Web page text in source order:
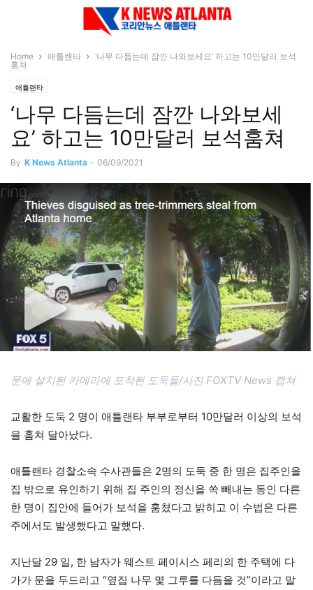
Home 애틀랜타
‘나무 다듬는데 잠깐 나와보세요’ 하고는 10만달러 보석
훔쳐
애틀랜타
‘나무 다듬는데 잠깐 나와보세
요’ 하고는 10만달러 보석훔쳐
By K News Atlanta - 06/09/2021
문에 설치된 카메라에 포착된 도둑들/사진 FOXTV News 캡쳐
교활한 도둑 2 명이 애틀랜타 부부로부터 10만달러 이상의 보석
을 훔쳐 달아났다.
애틀랜타 경찰소속 수사관들은 2명의 도둑 중 한 명은 집주인을
집 밖으로 유인하기 위해 집 주인의 정신을 쏙 빼내는 동인 다른
한 명이 집안에 들어가 보석을 훔쳤다고 밝히고 이 수법은 다른
주에서도 발생했다고 말했다.
지난달 29 일, 한 남자가 웨스트 페이시스 페리의 한 주택에 다
가가 문을 두드리고 “옆집 나무 몇 그루를 다듬을 것”이라고 말